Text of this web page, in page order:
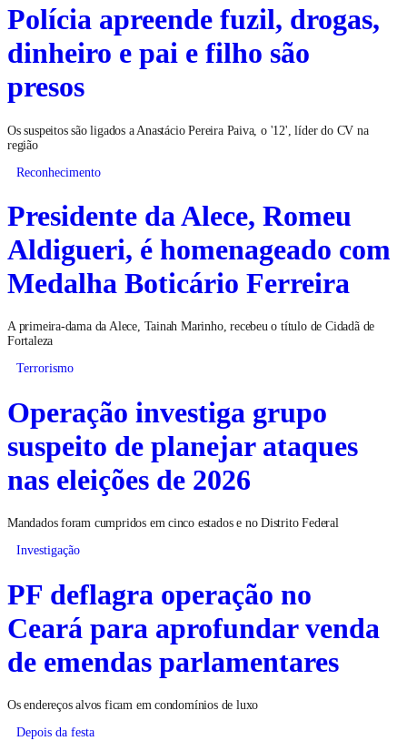
Polícia apreende fuzil, drogas,
dinheiro e pai e filho são
presos
Os suspeitos são ligados a Anastácio Pereira Paiva, o '12', líder do CV na
região
Reconhecimento
Presidente da Alece, Romeu
Aldigueri, é homenageado com
Medalha Boticário Ferreira
A primeira-dama da Alece, Tainah Marinho, recebeu o título de Cidadã de
Fortaleza
Terrorismo
Operação investiga grupo
suspeito de planejar ataques
nas eleições de 2026
Mandados foram cumpridos em cinco estados e no Distrito Federal
Investigação
PF deflagra operação no
Ceará para aprofundar venda
de emendas parlamentares
Os endereços alvos ficam em condomínios de luxo
Depois da festa